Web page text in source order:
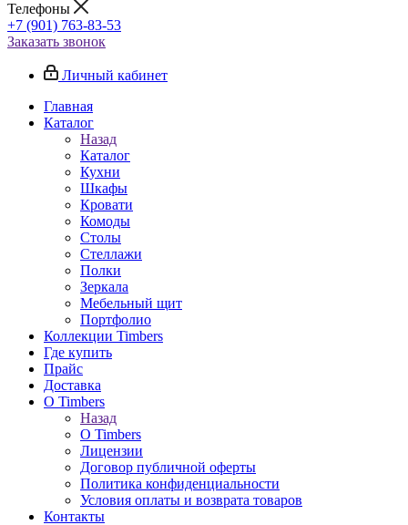
Телефоны
+7 (901) 763-83-53
Заказать звонок
Личный кабинет
Главная
Каталог
Назад
Каталог
Кухни
Шкафы
Кровати
Комоды
Столы
Стеллажи
Полки
Зеркала
Мебельный щит
Портфолио
Коллекции Timbers
Где купить
Прайс
Доставка
О Timbers
Назад
О Timbers
Лицензии
Договор публичной оферты
Политика конфиденциальности
Условия оплаты и возврата товаров
Контакты